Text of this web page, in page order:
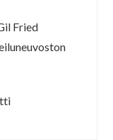
Fried